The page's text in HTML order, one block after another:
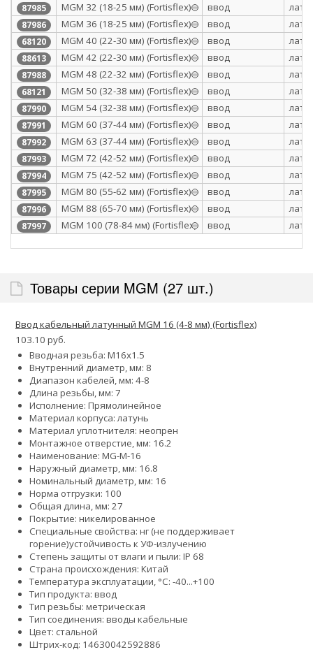
87985 МGM 32 (18-25 мм) (Fortisflex) ввод
87986 МGM 36 (18-25 мм) (Fortisflex) ввод
68120 MGM 40 (22-30 мм) (Fortisflex) ввод
88613 МGM 42 (22-30 мм) (Fortisflex) ввод
87988 МGM 48 (22-32 мм) (Fortisflex) ввод
68121 MGM 50 (32-38 мм) (Fortisflex) ввод
87990 МGM 54 (32-38 мм) (Fortisflex) ввод
87991 МGM 60 (37-44 мм) (Fortisflex) ввод
87992 МGM 63 (37-44 мм) (Fortisflex) ввод
87993 МGM 72 (42-52 мм) (Fortisflex) ввод
87994 МGM 75 (42-52 мм) (Fortisflex) ввод
87995 МGM 80 (55-62 мм) (Fortisflex) ввод
87996 МGM 88 (65-70 мм) (Fortisflex) ввод
87997 МGM 100 (78-84 мм) (Fortisflex) ввод
Товары серии MGM (27 шт.)
Ввод кабельный латунный MGM 16 (4-8 мм) (Fortisflex)
103.10 руб.
Вводная резьба: M16x1.5
Внутренний диаметр, мм: 8
Диапазон кабелей, мм: 4-8
Длина резьбы, мм: 7
Исполнение: Прямолинейное
Материал корпуса: латунь
Материал уплотнителя: неопрен
Монтажное отверстие, мм: 16.2
Наименование: MG-M-16
Наружный диаметр, мм: 16.8
Номинальный диаметр, мм: 16
Норма отгрузки: 100
Общая длина, мм: 27
Покрытие: никелированное
Специальные свойства: нг (не поддерживает
горение)устойчивость к УФ-излучению
Степень защиты от влаги и пыли: IP 68
Страна происхождения: Китай
Температура эксплуатации, °С: -40...+100
Тип продукта: ввод
Тип резьбы: метрическая
Тип соединения: вводы кабельные
Цвет: стальной
Штрих-код: 14630042592886